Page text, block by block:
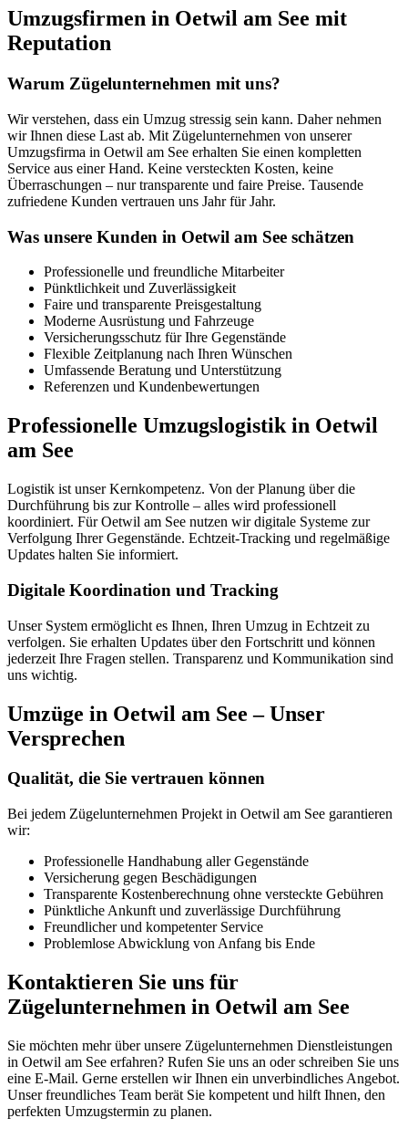
Umzugsfirmen in Oetwil am See mit
Reputation
Warum Zügelunternehmen mit uns?
Wir verstehen, dass ein Umzug stressig sein kann. Daher nehmen
wir Ihnen diese Last ab. Mit Zügelunternehmen von unserer
Umzugsfirma in Oetwil am See erhalten Sie einen kompletten
Service aus einer Hand. Keine versteckten Kosten, keine
Überraschungen – nur transparente und faire Preise. Tausende
zufriedene Kunden vertrauen uns Jahr für Jahr.
Was unsere Kunden in Oetwil am See schätzen
Professionelle und freundliche Mitarbeiter
Pünktlichkeit und Zuverlässigkeit
Faire und transparente Preisgestaltung
Moderne Ausrüstung und Fahrzeuge
Versicherungsschutz für Ihre Gegenstände
Flexible Zeitplanung nach Ihren Wünschen
Umfassende Beratung und Unterstützung
Referenzen und Kundenbewertungen
Professionelle Umzugslogistik in Oetwil
am See
Logistik ist unser Kernkompetenz. Von der Planung über die
Durchführung bis zur Kontrolle – alles wird professionell
koordiniert. Für Oetwil am See nutzen wir digitale Systeme zur
Verfolgung Ihrer Gegenstände. Echtzeit-Tracking und regelmäßige
Updates halten Sie informiert.
Digitale Koordination und Tracking
Unser System ermöglicht es Ihnen, Ihren Umzug in Echtzeit zu
verfolgen. Sie erhalten Updates über den Fortschritt und können
jederzeit Ihre Fragen stellen. Transparenz und Kommunikation sind
uns wichtig.
Umzüge in Oetwil am See – Unser
Versprechen
Qualität, die Sie vertrauen können
Bei jedem Zügelunternehmen Projekt in Oetwil am See garantieren
wir:
Professionelle Handhabung aller Gegenstände
Versicherung gegen Beschädigungen
Transparente Kostenberechnung ohne versteckte Gebühren
Pünktliche Ankunft und zuverlässige Durchführung
Freundlicher und kompetenter Service
Problemlose Abwicklung von Anfang bis Ende
Kontaktieren Sie uns für
Zügelunternehmen in Oetwil am See
Sie möchten mehr über unsere Zügelunternehmen Dienstleistungen
in Oetwil am See erfahren? Rufen Sie uns an oder schreiben Sie uns
eine E-Mail. Gerne erstellen wir Ihnen ein unverbindliches Angebot.
Unser freundliches Team berät Sie kompetent und hilft Ihnen, den
perfekten Umzugstermin zu planen.